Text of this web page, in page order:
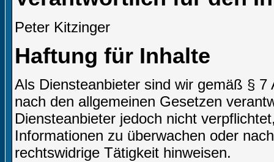
Peter Kitzinger
Haftung für Inhalte
Als Diensteanbieter sind wir gemäß §
nach den allgemeinen Gesetzen
Diensteanbieter jedoch nicht
Informationen zu überwachen oder
rechtswidrige Tätigkeit hinweisen.